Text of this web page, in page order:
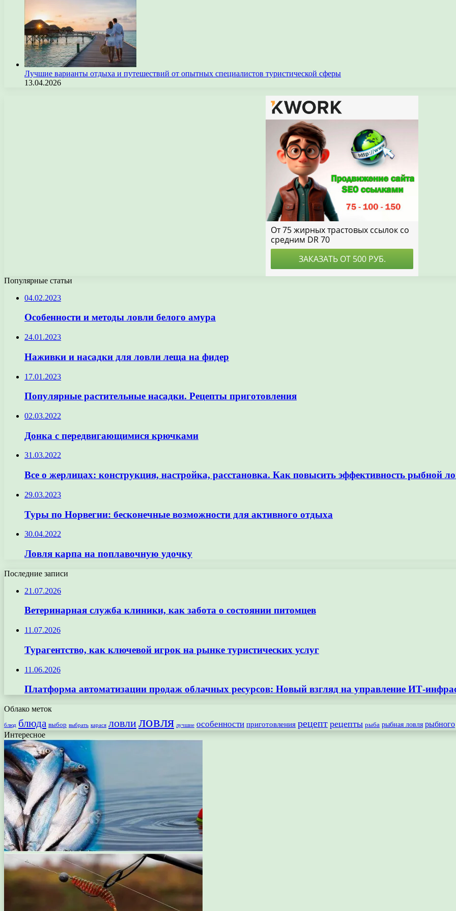
Лучшие варианты отдыха и путешествий от опытных специалистов туристической сферы
13.04.2026
Популярные статьи
04.02.2023
Особенности и методы ловли белого амура
24.01.2023
Наживки и насадки для ловли леща на фидер
17.01.2023
Популярные растительные насадки. Рецепты приготовления
02.03.2022
Донка с передвигающимися крючками
31.03.2022
Все о жерлицах: конструкция, настройка, расстановка. Как повысить эффективность рыбной
29.03.2023
Туры по Норвегии: бесконечные возможности для активного отдыха
30.04.2022
Ловля карпа на поплавочную удочку
Последние записи
21.07.2026
Ветеринарная служба клиники, как забота о состоянии питомцев
11.07.2026
Турагентство, как ключевой игрок на рынке туристических услуг
11.06.2026
Платформа автоматизации продаж облачных ресурсов: Новый взгляд на управление ИТ-
Облако меток
блюд блюда выбор выбрать карася ловлиловля лучшие особенности приготовления рецепт рецепты рыба рыбная ловля рыбного
Интересное